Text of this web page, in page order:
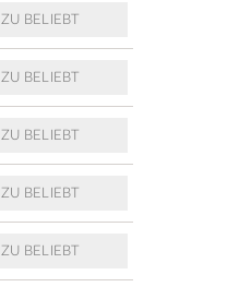
ZU BELIEBT
ZU BELIEBT
ZU BELIEBT
ZU BELIEBT
ZU BELIEBT